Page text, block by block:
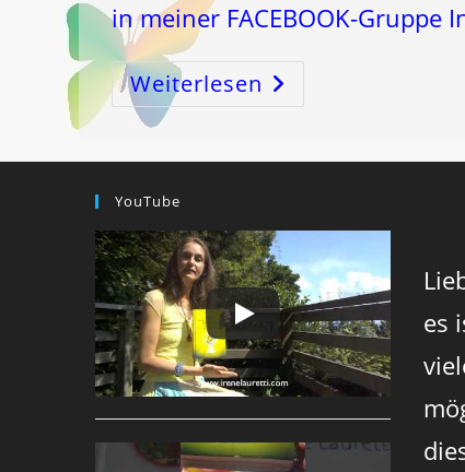
in meiner FACEBOOK-Gruppe
Weiterlesen LEBER
SCHLÜSSEL!
YouTube
es